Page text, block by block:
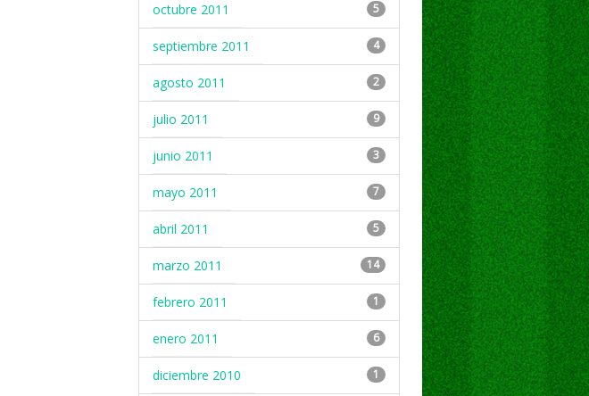
octubre 2011 5
septiembre 2011 4
agosto 2011 2
julio 2011 9
junio 2011 3
mayo 2011 7
abril 2011 5
marzo 2011 14
febrero 2011 1
enero 2011 6
diciembre 2010 1